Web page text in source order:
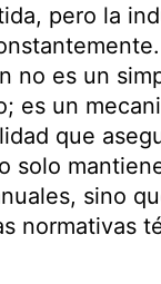
pero la
no es un
es un
que
solo
sino
normativas